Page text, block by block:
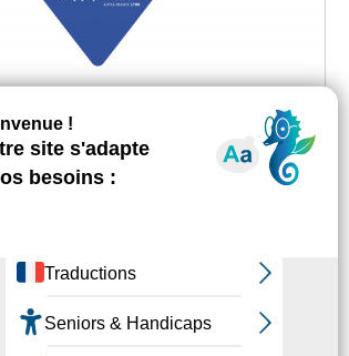
des Dames (P5) Chamrousse
- Roche Béranger